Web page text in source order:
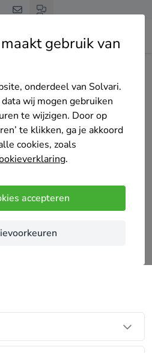
gebruik van
onderdeel van Solvari.
wij mogen gebruiken
te wijzigen. Door op
te klikken, ga je akkoord
cookies, zoals
.
accepteren
je een
Neem dan gerust cont